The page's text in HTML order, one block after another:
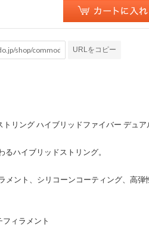
URLをコピー
リング ハイブリッドファイバー デュア
ハイブリッドストリング。
メント、シリコーンコーティング、高弾
ィラメント